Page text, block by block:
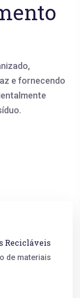
e fornecendo
Recicláveis
de materiais